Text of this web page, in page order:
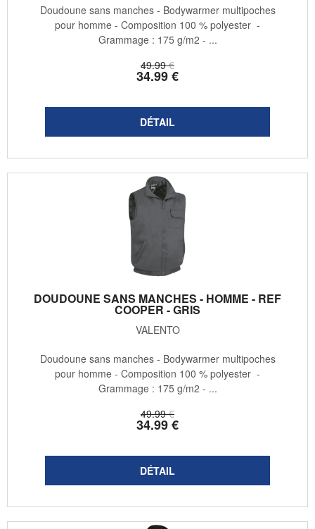
49.99 €
34.99€
Doudoune sans manches - Bodywarmer multipoches
pour homme - Composition 100 % polyester -
Grammage : 175 g/m2 - ...
DOUDOUNE SANS MANCHES - HOMME - REF
COOPER - GRIS
VALENTO
49.99 €
34.99€
Doudoune sans manches - Bodywarmer multipoches
pour homme - Composition 100 % polyester -
Grammage : 175 g/m2 - ...